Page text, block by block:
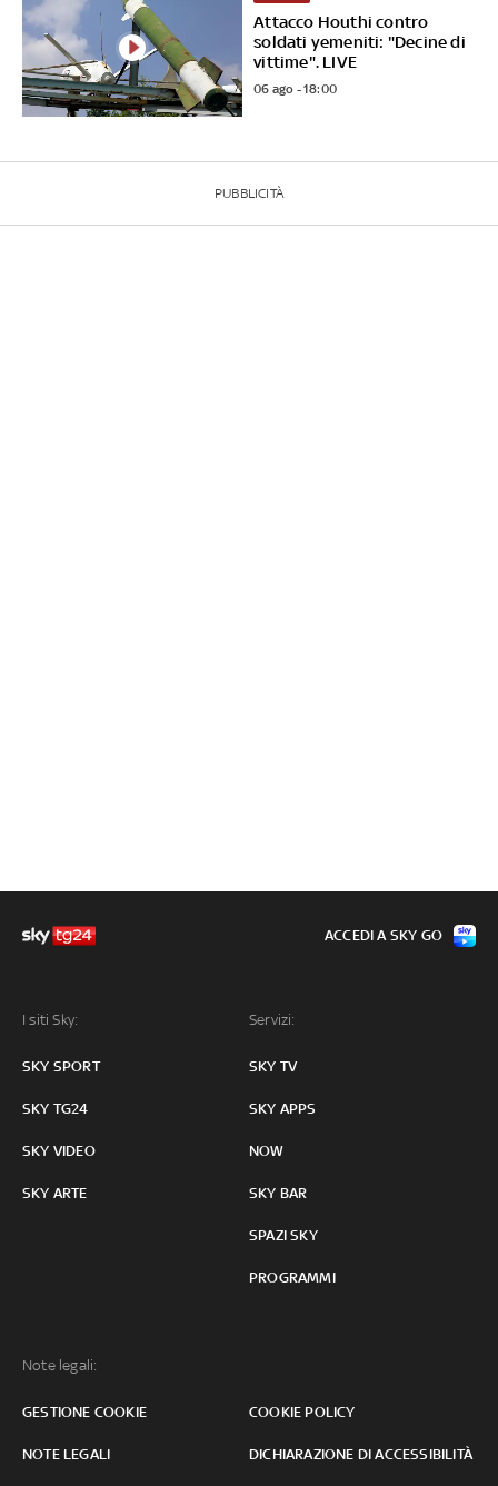
Attacco Houthi contro
soldati yemeniti: "Decine di
vittime". LIVE
06 ago - 18:00
PUBBLICITÀ
I siti Sky:
SKY SPORT
SKY TG24
SKY VIDEO
SKY ARTE
Servizi:
SKY TV
SKY APPS
NOW
SKY BAR
SPAZI SKY
PROGRAMMI
Note legali:
GESTIONE COOKIE COOKIE POLICY
NOTE LEGALI DICHIARAZIONE DI ACCESSIBILITÀ
ACCEDI A SKY GO